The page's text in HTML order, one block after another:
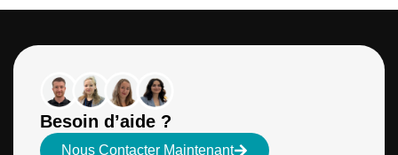
Besoin d’aide ?
Nous Contacter Maintenant